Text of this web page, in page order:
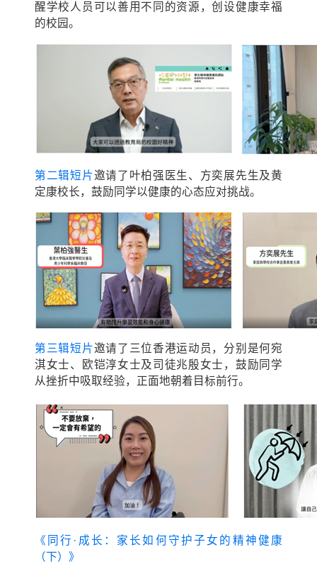
醒学校人员可以善用不同的资源，创设健康幸福
的校园。
第二辑短片邀请了叶柏强医生、方奕展先生及黄
定康校长，鼓励同学以健康的心态应对挑战。
第三辑短片邀请了三位香港运动员，分别是何宛
淇女士、欧铠淳女士及司徒兆殷女士，鼓励同学
从挫折中吸取经验，正面地朝着目标前行。
《同行·成长：家长如何守护子女的精神健康
（下）》